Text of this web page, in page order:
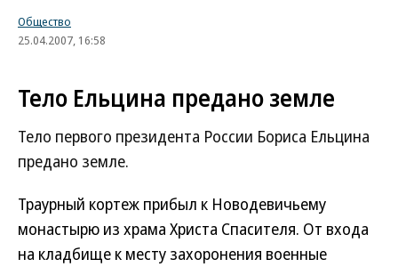
Общество
25.04.2007, 16:58
Тело Ельцина предано земле
Тело первого президента России Бориса Ельцина
предано земле.
Траурный кортеж прибыл к Новодевичьему
монастырю из храма Христа Спасителя. От входа
на кладбище к месту захоронения военные